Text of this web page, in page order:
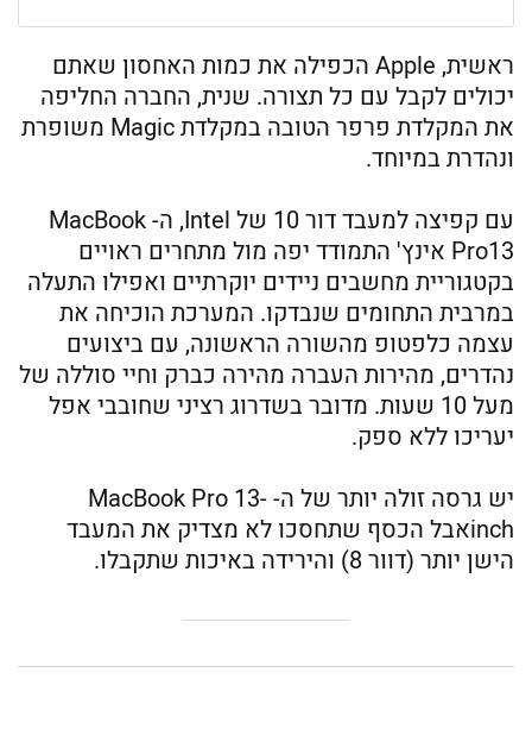
ראשית, Apple הכפילה את כמות האחסון שאתם
יכולים לקבל עם כל תצורה. שנית, החברה החליפה
את המקלדת פרפר הטובה במקלדת Magic משופרת
ונהדרת במיוחד.
עם קפיצה למעבד דור 10 של Intel, ה- MacBook
Pro13 אינץ' התמודד יפה מול מתחרים ראויים
בקטגוריית מחשבים ניידים יוקרתיים ואפילו התעלה
במרבית התחומים שנבדקו. המערכת הוכיחה את
עצמה כלפטופ מהשורה הראשונה, עם ביצועים
נהדרים, מהירות העברה מהירה כברק וחיי סוללה של
מעל 10 שעות. מדובר בשדרוג רציני שחובבי אפל
יעריכו ללא ספק.
יש גרסה זולה יותר של ה- MacBook Pro 13-
inchאבל הכסף שתחסכו לא מצדיק את המעבד
הישן יותר (דוור 8) והירידה באיכות שתקבלו.